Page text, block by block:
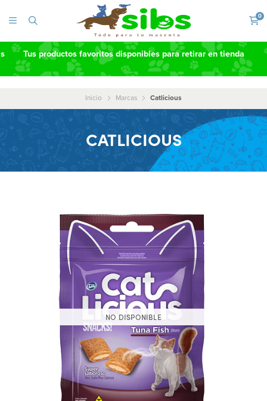
0
Tus productos favoritos disponibles para retirar en tienda
Inicio Marcas Catlicious
CATLICIOUS
NO DISPONIBLE